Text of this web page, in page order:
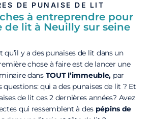
DE PUNAISE DE LIT
à entreprendre pour
de lit à Neuilly sur seine
qu’il y a des punaises de lit dans un
chose à faire est de lancer une
dans TOUT l’immeuble, par
questions: qui a des punaises de lit ? Et
de lit ces 2 dernières années? Avez
qui ressemblent à des pépins de